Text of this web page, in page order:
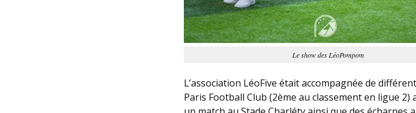
Le show des LéoPompom
L’association LéoFive était accompagnée de
Paris Football Club (2ème au classement en ligue